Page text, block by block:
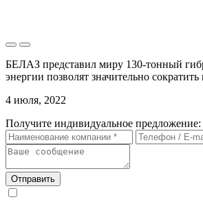
БЕЛАЗ представил миру 130-тонный
энергии позволят значительно
4 июля, 2022
Получите индивидуальное предложение:
Отправить